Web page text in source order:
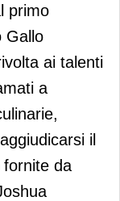
primo
Gallo
ai talenti
a
il
da